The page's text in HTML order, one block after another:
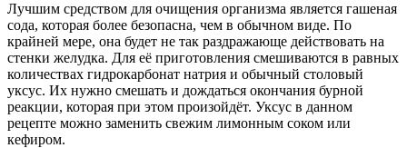
Лучшим средством для очищения организма является гашеная
сода, которая более безопасна, чем в обычном виде. По
крайней мере, она будет не так раздражающе действовать на
стенки желудка. Для её приготовления смешиваются в равных
количествах гидрокарбонат натрия и обычный столовый
уксус. Их нужно смешать и дождаться окончания бурной
реакции, которая при этом произойдёт. Уксус в данном
рецепте можно заменить свежим лимонным соком или
кефиром.